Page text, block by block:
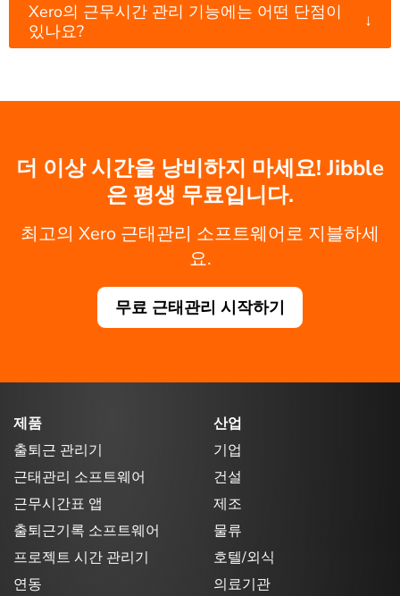
Xero의 근무시간 관리 기능에는 어떤 단점이
있나요?
↓
더 이상 시간을 낭비하지 마세요! Jibble
은 평생 무료입니다.
최고의 Xero 근태관리 소프트웨어로 지블하세
요.
무료 근태관리 시작하기
제품
출퇴근 관리기
근태관리 소프트웨어
근무시간표 앱
출퇴근기록 소프트웨어
프로젝트 시간 관리기
연동
산업
기업
건설
제조
물류
호텔/외식
의료기관